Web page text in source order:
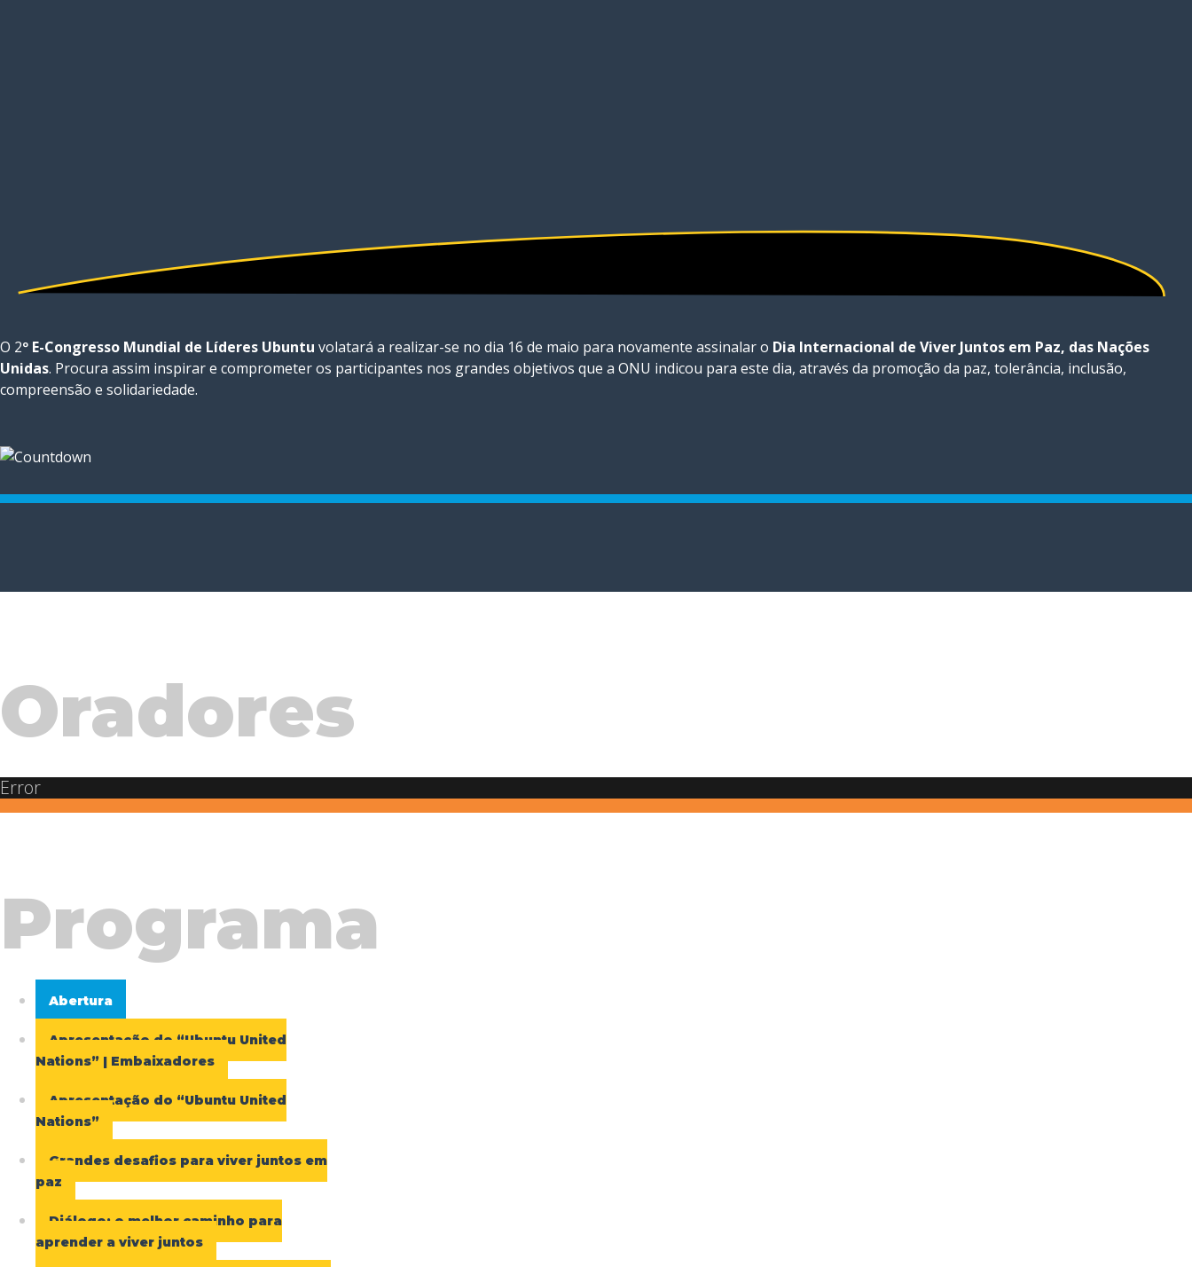
O 2º E-Congresso Mundial de Líderes Ubuntu volatará a realizar-se no dia 16 de maio para novamente assinalar o Dia Internacional de Viver Juntos em Paz, das Nações
Unidas. Procura assim inspirar e comprometer os participantes nos grandes objetivos que a ONU indicou para este dia, através da promoção da paz, tolerância, inclusão,
compreensão e solidariedade.
Oradores
Error
Programa
Abertura
Apresentação do “Ubuntu United
Nations” | Embaixadores
Apresentação do “Ubuntu United
Nations”
Grandes desafios para viver juntos em
paz
Diálogo: o melhor caminho para
aprender a viver juntos